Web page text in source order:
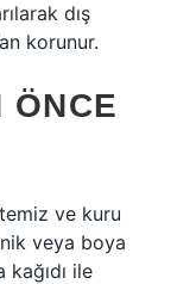
dış
korunur.
ÖNCE
ve kuru
veya boya
kağıdı ile